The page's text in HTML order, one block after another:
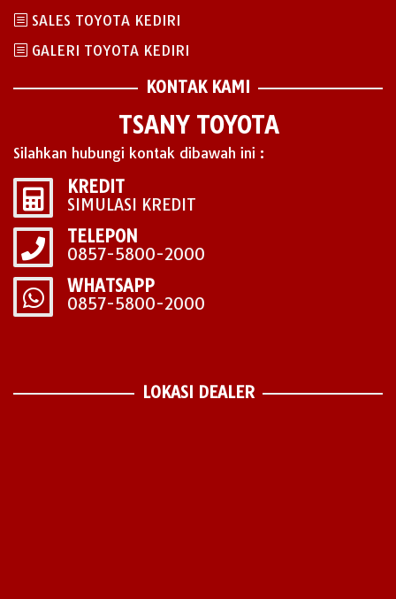
SALES TOYOTA KEDIRI
GALERI TOYOTA KEDIRI
KONTAK KAMI
TSANY TOYOTA
Silahkan hubungi kontak dibawah ini :
KREDIT
SIMULASI KREDIT
TELEPON
0857-5800-2000
WHATSAPP
0857-5800-2000
LOKASI DEALER